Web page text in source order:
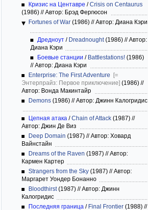
Кризис на Центавре /Crisis on Centaurus
(1986) //Автор: Брэд Фергюсон
Fortunes of War (1986) //Автор: Диана Кэри
Дредноут / Dreadnought(1986) //Автор:
Диана Кэри
Боевые станции / Battlestations! (1986)
//Автор: Диана Кэри
Enterprise: The First Adventure [=
Энтерпрайз: Первое приключение] (1986) //
Автор: Вонда Макинтайр
Demons (1986) //Автор: Джинн Калогридис
Цепная атака /Chain of Attack (1987) //
Автор: Джин Де Виз
Deep Domain (1987) //Автор: Ховард
Вайнстайн
Dreams of the Raven (1987) //Автор:
Кармен Картер
Strangers from the Sky (1987) //Автор:
Маргарет Уондер Бонанно
Bloodthirst(1987) //Автор: Джинн
Калогридис
Последняя граница / Final Frontier (1988) //